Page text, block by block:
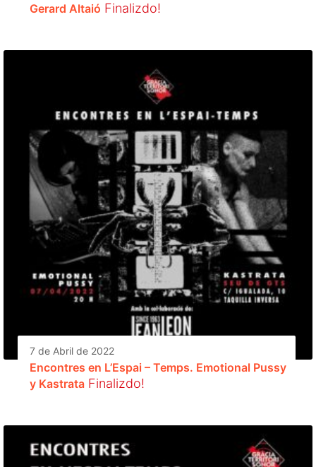
Gerard Altaió Finalizdo!
7 de Abril de 2022
Encontres en L’Espai – Temps. Emotional Pussy
y Kastrata Finalizdo!